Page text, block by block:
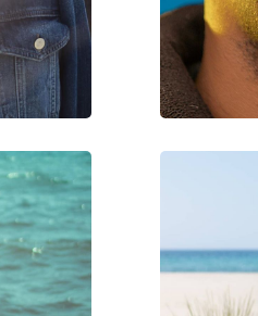
120 g
Non
Non
Oui
Oui
Unisex
Lunettes de soleil